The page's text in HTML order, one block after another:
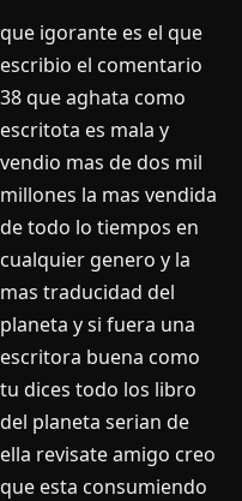
que igorante es el que
escribio el comentario
38 que aghata como
escritota es mala y
vendio mas de dos mil
millones la mas vendida
de todo lo tiempos en
cualquier genero y la
mas traducidad del
planeta y si fuera una
escritora buena como
tu dices todo los libro
del planeta serian de
ella revisate amigo creo
que esta consumiendo